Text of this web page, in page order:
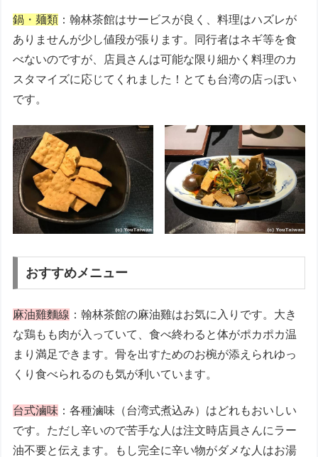
鍋・麺類 ：翰林茶館はサービスが良く、料理はハズレが
ありませんが少し値段が張ります。同行者はネギ等を食
べないのですが、店員さんは可能な限り細かく料理のカ
スタマイズに応じてくれました！とても台湾の店っぽい
です。
おすすめメニュー
麻油雞麵線 ：翰林茶館の麻油雞はお気に入りです。大き
な鶏もも肉が入っていて、食べ終わると体がポカポカ温
まり満足できます。骨を出すためのお椀が添えられゆっ
くり食べられるのも気が利いています。
台式滷味 ：各種滷味（台湾式煮込み）はどれもおいしい
です。ただし辛いので苦手な人は注文時店員さんにラー
油不要と伝えます。もし完全に辛い物がダメな人はお湯